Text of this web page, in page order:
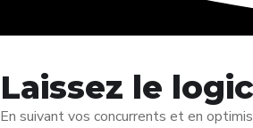
Laissez le
En suivant vos concurrents et en